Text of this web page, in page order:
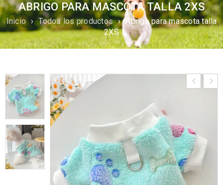
ABRIGO PARA MASCOTA TALLA 2XS
Inicio › Todos los productos ›
Abrigo para mascota talla
2XS